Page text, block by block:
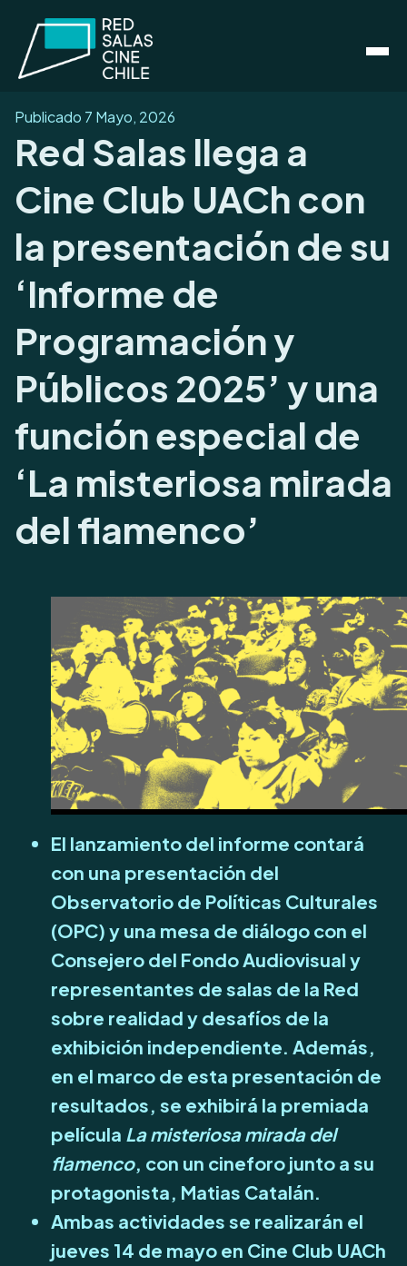
Publicado 7 Mayo, 2026
Red Salas llega a
Cine Club UACh con
la presentación de su
‘Informe de
Programación y
Públicos 2025’ y una
función especial de
‘La misteriosa mirada
del flamenco’
El lanzamiento del informe contará
con una presentación del
Observatorio de Políticas Culturales
(OPC) y una mesa de diálogo con el
Consejero del Fondo Audiovisual y
representantes de salas de la Red
sobre realidad y desafíos de la
exhibición independiente. Además,
en el marco de esta presentación de
resultados, se exhibirá la premiada
película La misteriosa mirada del
flamenco, con un cineforo junto a su
protagonista, Matias Catalán.
Ambas actividades se realizarán el
jueves 14 de mayo en Cine Club UACh